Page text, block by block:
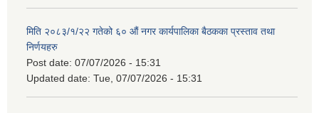
मिति २०८३/१/२२ गतेको ६० औं नगर कार्यपालिका बैठकका प्रस्ताव तथा
निर्णयहरु
Post date: 07/07/2026 - 15:31
Updated date: Tue, 07/07/2026 - 15:31